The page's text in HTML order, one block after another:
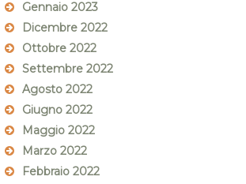
Gennaio 2023
Dicembre 2022
Ottobre 2022
Settembre 2022
Agosto 2022
Giugno 2022
Maggio 2022
Marzo 2022
Febbraio 2022